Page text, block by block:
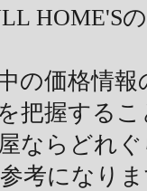
HOME'S
の価格情報
把握するこ
ならどれ
考になりま